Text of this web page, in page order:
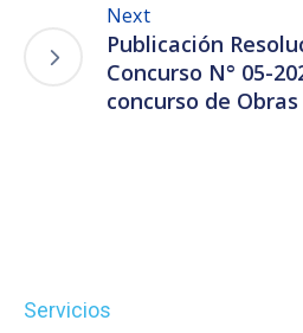
Next
Publicación
Concurso N° 05-
concurso de
Servicios